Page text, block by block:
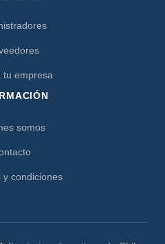
tu empresa
somos
y condiciones